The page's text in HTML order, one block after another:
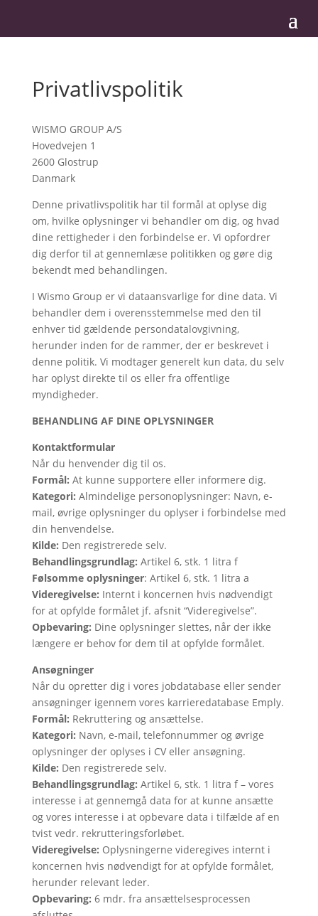
Privatlivspolitik
WISMO GROUP A/S
Hovedvejen 1
2600 Glostrup
Danmark
Denne privatlivspolitik har til formål at oplyse dig
om, hvilke oplysninger vi behandler om dig, og hvad
dine rettigheder i den forbindelse er. Vi opfordrer
dig derfor til at gennemlæse politikken og gøre dig
bekendt med behandlingen.
I Wismo Group er vi dataansvarlige for dine data. Vi
behandler dem i overensstemmelse med den til
enhver tid gældende persondatalovgivning,
herunder inden for de rammer, der er beskrevet i
denne politik. Vi modtager generelt kun data, du selv
har oplyst direkte til os eller fra offentlige
myndigheder.
BEHANDLING AF DINE OPLYSNINGER
Kontaktformular
Når du henvender dig til os.
Formål: At kunne supportere eller informere dig.
Kategori: Almindelige personoplysninger: Navn, e-
mail, øvrige oplysninger du oplyser i forbindelse med
din henvendelse.
Kilde: Den registrerede selv.
Behandlingsgrundlag: Artikel 6, stk. 1 litra f
Følsomme oplysninger: Artikel 6, stk. 1 litra a
Videregivelse: Internt i koncernen hvis nødvendigt
for at opfylde formålet jf. afsnit “Videregivelse”.
Opbevaring: Dine oplysninger slettes, når der ikke
længere er behov for dem til at opfylde formålet.
Ansøgninger
Når du opretter dig i vores jobdatabase eller sender
ansøgninger igennem vores karrieredatabase Emply.
Formål: Rekruttering og ansættelse.
Kategori: Navn, e-mail, telefonnummer og øvrige
oplysninger der oplyses i CV eller ansøgning.
Kilde: Den registrerede selv.
Behandlingsgrundlag: Artikel 6, stk. 1 litra f – vores
interesse i at gennemgå data for at kunne ansætte
og vores interesse i at opbevare data i tilfælde af en
tvist vedr. rekrutteringsforløbet.
Videregivelse: Oplysningerne videregives internt i
koncernen hvis nødvendigt for at opfylde formålet,
herunder relevant leder.
Opbevaring: 6 mdr. fra ansættelsesprocessen